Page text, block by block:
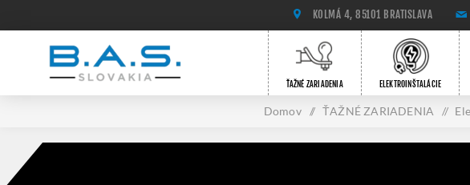
KOLMÁ 4, 85101 BRATISLAVA
ŤAŽNÉ ZARIADENIA ELEKTROINŠTALÁCIE
Domov / ŤAŽNÉ ZARIADENIA /